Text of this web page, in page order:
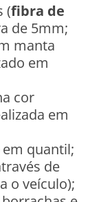
(fibra de
de 5mm;
manta
em
cor
em
quantil;
de
o veículo);